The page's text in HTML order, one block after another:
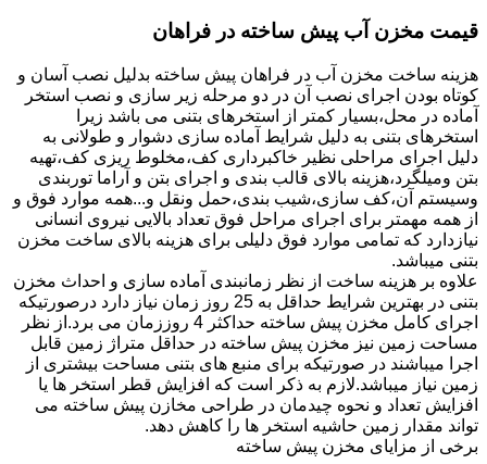
قیمت مخزن آب پیش ساخته در فراهان
هزینه ساخت مخزن آب در فراهان پیش ساخته بدلیل نصب آسان و
کوتاه بودن اجرای نصب آن در دو مرحله زیر سازی و نصب استخر
آماده در محل،بسیار کمتر از استخرهای بتنی می باشد زیرا
استخرهای بتنی به دلیل شرایط آماده سازی دشوار و طولانی به
دلیل اجرای مراحلی نظیر خاکبرداری کف،مخلوط ریزی کف،تهیه
بتن ومیلگرد،هزینه بالای قالب بندی و اجرای بتن و آراما توربندی
وسیستم آن،کف سازی،شیب بندی،حمل ونقل و...همه موارد فوق و
از همه مهمتر برای اجرای مراحل فوق تعداد بالایی نیروی انسانی
نیازدارد که تمامی موارد فوق دلیلی برای هزینه بالای ساخت مخزن
بتنی میباشد.
علاوه بر هزینه ساخت از نظر زمانبندی آماده سازی و احداث مخزن
بتنی در بهترین شرایط حداقل به 25 روز زمان نیاز دارد درصورتیکه
اجرای کامل مخزن پیش ساخته حداکثر 4 روززمان می برد.از نظر
مساحت زمین نیز مخزن پیش ساخته در حداقل متراژ زمین قابل
اجرا میباشند در صورتیکه برای منبع های بتنی مساحت بیشتری از
زمین نیاز میباشد.لازم به ذکر است که افزایش قطر استخر ها یا
افزایش تعداد و نحوه چیدمان در طراحی مخازن پیش ساخته می
تواند مقدار زمین حاشیه استخر ها را کاهش دهد.
برخی از مزایای مخزن پیش ساخته